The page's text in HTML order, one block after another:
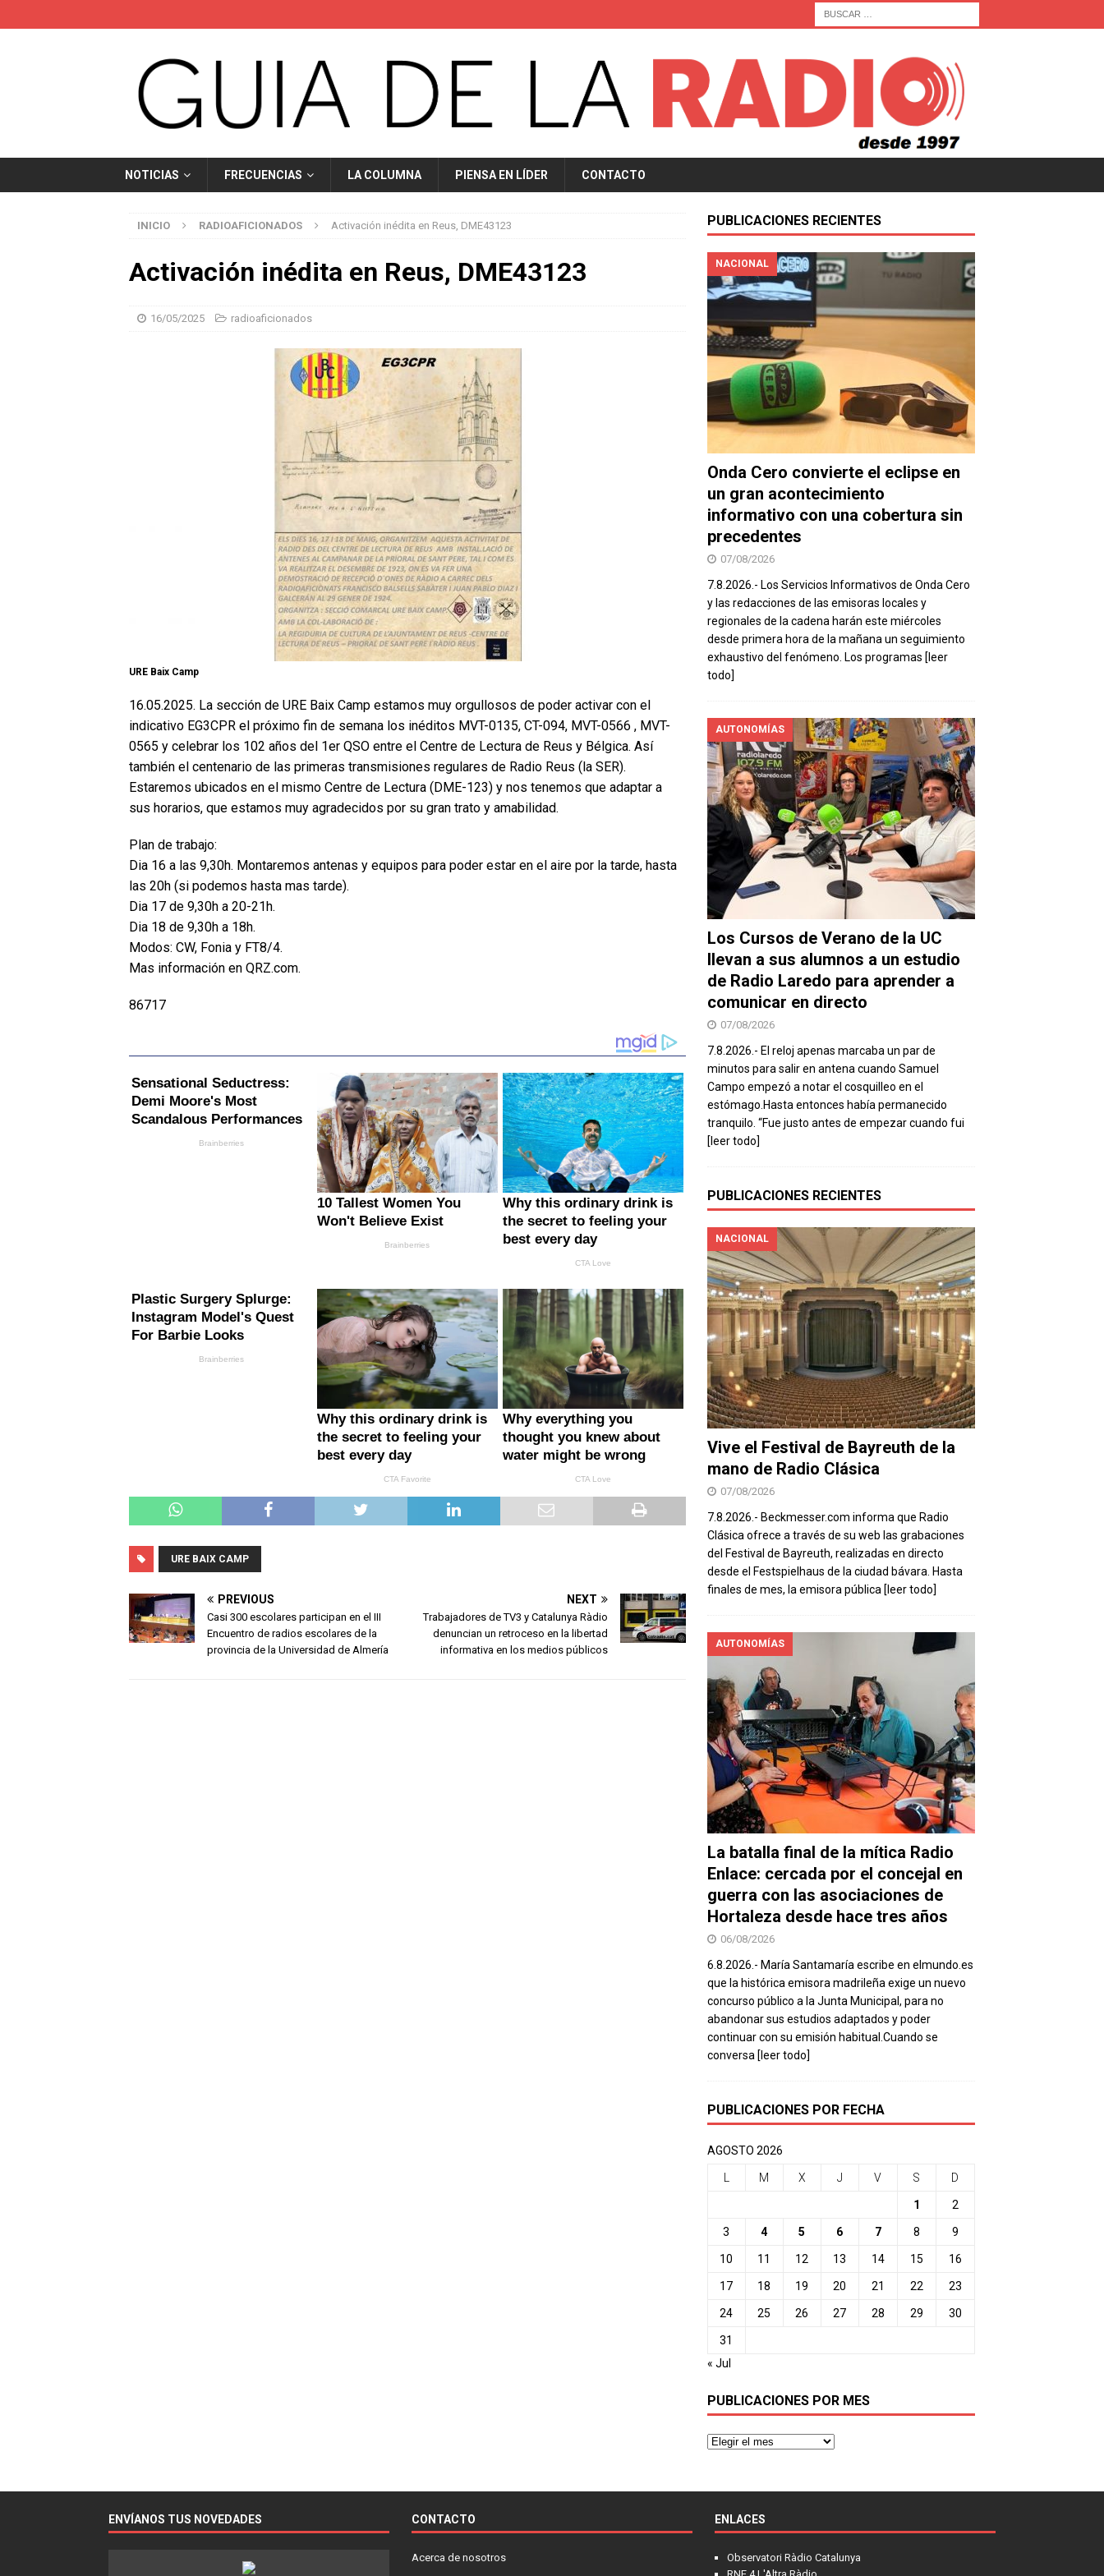
NOTICIAS FRECUENCIAS LA COLUMNA PIENSA EN LÍDER CONTACTO
INICIO RADIOAFICIONADOS Activación inédita en Reus, DME43123
Activación inédita en Reus, DME43123
16/05/2025 radioaficionados
URE Baix Camp
16.05.2025. La sección de URE Baix Camp estamos muy orgullosos de poder activar con el
indicativo EG3CPR el próximo fin de semana los inéditos MVT-0135, CT-094, MVT-0566 , MVT-
0565 y celebrar los 102 años del 1er QSO entre el Centre de Lectura de Reus y Bélgica. Así
también el centenario de las primeras transmisiones regulares de Radio Reus (la SER).
Estaremos ubicados en el mismo Centre de Lectura (DME-123) y nos tenemos que adaptar a
sus horarios, que estamos muy agradecidos por su gran trato y amabilidad.
Plan de trabajo:
Dia 16 a las 9,30h. Montaremos antenas y equipos para poder estar en el aire por la tarde, hasta
las 20h (si podemos hasta mas tarde).
Dia 17 de 9,30h a 20-21h.
Dia 18 de 9,30h a 18h.
Modos: CW, Fonia y FT8/4.
Mas información en QRZ.com.
86717
URE BAIX CAMP
PREVIOUS
Casi 300 escolares participan en el III
Encuentro de radios escolares de la
provincia de la Universidad de Almería
NEXT
Trabajadores de TV3 y Catalunya Ràdio
denuncian un retroceso en la libertad
informativa en los medios públicos
PUBLICACIONES RECIENTES
NACIONAL
Onda Cero convierte el eclipse en
un gran acontecimiento
informativo con una cobertura sin
precedentes
07/08/2026
7.8.2026.- Los Servicios Informativos de Onda Cero
y las redacciones de las emisoras locales y
regionales de la cadena harán este miércoles
desde primera hora de la mañana un seguimiento
exhaustivo del fenómeno. Los programas [leer
todo]
AUTONOMÍAS
Los Cursos de Verano de la UC
llevan a sus alumnos a un estudio
de Radio Laredo para aprender a
comunicar en directo
07/08/2026
7.8.2026.- El reloj apenas marcaba un par de
minutos para salir en antena cuando Samuel
Campo empezó a notar el cosquilleo en el
estómago.Hasta entonces había permanecido
tranquilo. “Fue justo antes de empezar cuando fui
[leer todo]
PUBLICACIONES RECIENTES
NACIONAL
Vive el Festival de Bayreuth de la
mano de Radio Clásica
07/08/2026
7.8.2026.- Beckmesser.com informa que Radio
Clásica ofrece a través de su web las grabaciones
del Festival de Bayreuth, realizadas en directo
desde el Festspielhaus de la ciudad bávara. Hasta
finales de mes, la emisora pública [leer todo]
AUTONOMÍAS
La batalla final de la mítica Radio
Enlace: cercada por el concejal en
guerra con las asociaciones de
Hortaleza desde hace tres años
06/08/2026
6.8.2026.- María Santamaría escribe en elmundo.es
que la histórica emisora madrileña exige un nuevo
concurso público a la Junta Municipal, para no
abandonar sus estudios adaptados y poder
continuar con su emisión habitual.Cuando se
conversa [leer todo]
PUBLICACIONES POR FECHA
AGOSTO 2026
L M X J V S D
1 2
3 4 5 6 7 8 9
10 11 12 13 14 15 16
17 18 19 20 21 22 23
24 25 26 27 28 29 30
31
« Jul
PUBLICACIONES POR MES
ENVÍANOS TUS NOVEDADES CONTACTO
Acerca de nosotros
ENLACES
Observatori Ràdio Catalunya